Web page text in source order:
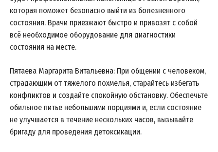
которая поможет безопасно выйти из болезненного
состояния. Врачи приезжают быстро и привозят с собой
всё необходимое оборудование для диагностики
состояния на месте.
Пятаева Маргарита Витальевна: При общении с человеком,
страдающим от тяжелого похмелья, старайтесь избегать
конфликтов и создайте спокойную обстановку. Обеспечьте
обильное питье небольшими порциями и, если состояние
не улучшается в течение нескольких часов, вызывайте
бригаду для проведения детоксикации.